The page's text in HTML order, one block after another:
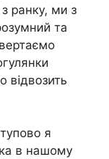
ранку, ми з
та
відвозить
я
в нашому